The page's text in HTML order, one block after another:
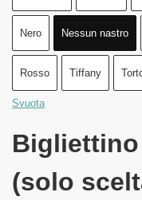
Nero Nessun nastro
Rosso Tiffany
Svuota
(solo